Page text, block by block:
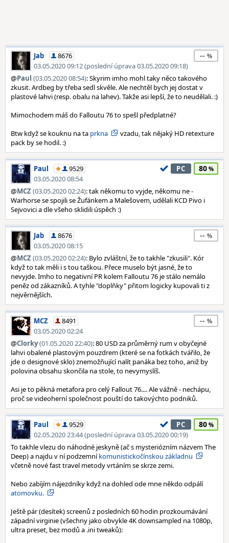
Jab
8676
03.05.2020 09:12 (poslední úprava 03.05.2020 09:18)
--
@Paul (03.05.2020 08:54): Skyrim imho mohl taky něco takového
zkusit. Ardbeg by třeba sedl skvěle. Ale nechtěl bych jej dostat v
plastové lahvi (resp. obalu na lahev). Takže asi lepší, že to neudělali. :)
Mimochodem máš do Falloutu 76 to spešl předplatné?
Btw když se kouknu na ta prkna
vzadu, tak nějaký HD retexture
pack by se hodil. :)
Paul
9529
03.05.2020 08:54
PC 80
@MCZ(03.05.2020 02:24): tak někomu to vyjde, někomu ne -
Warhorse se spojili se Žufánkem a Malešovem, udělali KCD Pivo i
Sejvovici a dle všeho sklidili úspěch :)
Jab
8676
03.05.2020 08:15
--
@MCZ(03.05.2020 02:24): Bylo zvláštní, že to takhle "zkusili". Kór
když to tak měli i s tou taškou. Přece muselo být jasné, že to
nevyjde. Imho to negativní PR kolem Falloutu 76 je stálo nemálo
peněz od zákazníků. A tyhle "doplňky" přitom logicky kupovali ti z
nejvěrnějších.
MCZ
8491
03.05.2020 02:24
--
@Clorky(01.05.2020 22:40): 80 USD za průměrný rum v obyčejné
lahvi obalené plastovým pouzdrem (které se na fotkách tvářilo, že
jde o designové sklo) znemožňující nalít panáka bez toho, aniž by
polovina obsahu skončila na stole, to nevymyslíš.
Asi je to pěkná metafora pro celý Fallout 76.... Ale vážně - nechápu,
proč se videoherní společnost pouští do takovýchto podniků.
Paul
9529
02.05.2020 23:44 (poslední úprava 03.05.2020 00:19)
PC 80
To takhle vlezu do náhodné jeskyně (ač s mysteriózním názvem The
Deep) a najdu v ní podzemníkomunistickočínskou základnu
včetně nové fast travel metody vrtáním se skrze zemi.
Nebo zabíjím nájezdníky když na dohled ode mne někdo odpálí
atomovku.
Ještě pár (desítek) screenů z posledních 60 hodin prozkoumávání
západní virginie (všechny jako obvykle 4K downsampled na 1080p,
ultra preset, bez modů a .ini tweaků):